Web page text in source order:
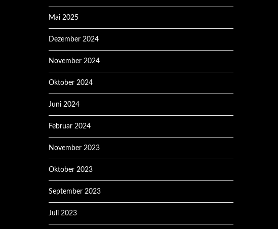
Mai 2025
Dezember 2024
November 2024
Oktober 2024
Juni 2024
Februar 2024
November 2023
Oktober 2023
September 2023
Juli 2023